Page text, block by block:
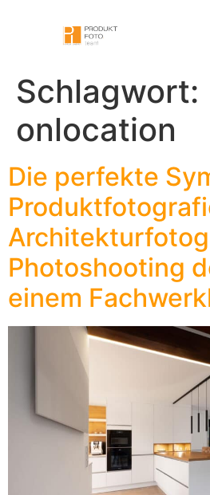
Schlagwort:
onlocation
Die perfekte
Photoshooting
einem